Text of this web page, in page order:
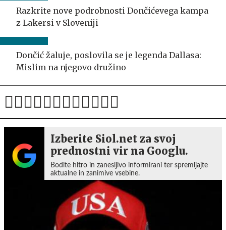
Razkrite nove podrobnosti Dončićevega kampa
z Lakersi v Sloveniji
Dončić žaluje, poslovila se je legenda Dallasa:
Mislim na njegovo družino
Izberite Siol.net za svoj
prednostni vir na Googlu.
Bodite hitro in zanesljivo informirani ter spremljajte
aktualne in zanimive vsebine.